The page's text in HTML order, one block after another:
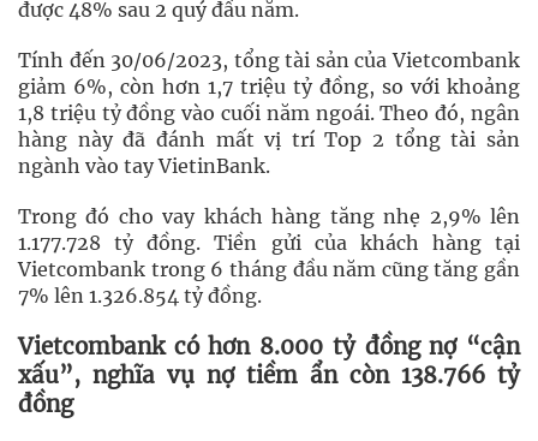
được 48% sau 2 quý đầu năm.
Tính đến 30/06/2023, tổng tài sản của Vietcombank
giảm 6%, còn hơn 1,7 triệu tỷ đồng, so với khoảng
1,8 triệu tỷ đồng vào cuối năm ngoái. Theo đó, ngân
hàng này đã đánh mất vị trí Top 2 tổng tài sản
ngành vào tay VietinBank.
Trong đó cho vay khách hàng tăng nhẹ 2,9% lên
1.177.728 tỷ đồng. Tiền gửi của khách hàng tại
Vietcombank trong 6 tháng đầu năm cũng tăng gần
7% lên 1.326.854 tỷ đồng.
Vietcombank có hơn 8.000 tỷ đồng nợ “cận
xấu”, nghĩa vụ nợ tiềm ẩn còn 138.766 tỷ
đồng